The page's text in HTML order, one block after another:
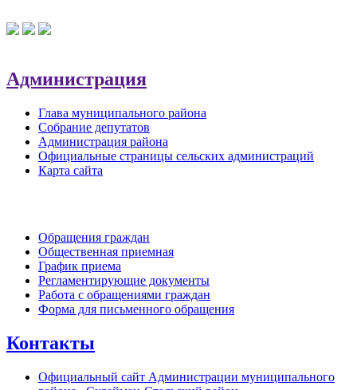
Администрация
Глава муниципального района
Собрание депутатов
Администрация района
Официальные страницы сельских администраций
Карта сайта
Обращения граждан
Общественная приемная
График приема
Регламентирующие документы
Работа с обращениями граждан
Форма для письменного обращения
Контакты
Официальный сайт Администрации муниципального